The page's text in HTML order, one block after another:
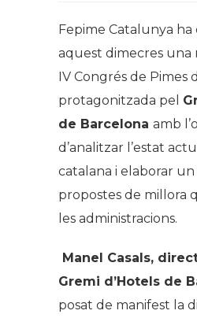
Fepime Catalunya ha
aquest dimecres una
IV Congrés de Pimes
protagonitzada pel
de Barcelona amb
d’analitzar l’estat
catalana i elaborar
propostes de millora
les administracions.
Manel Casals,
Gremi d’Hotels de
posat de manifest la